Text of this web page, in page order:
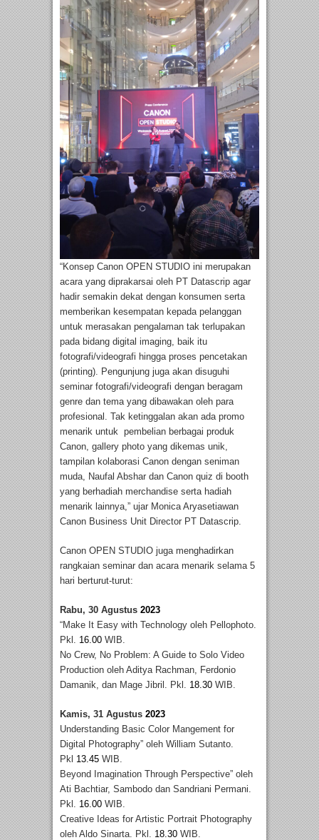
“Konsep Canon OPEN STUDIO ini merupakan
acara yang diprakarsai oleh PT Datascrip agar
hadir semakin dekat dengan konsumen serta
memberikan kesempatan kepada pelanggan
untuk merasakan pengalaman tak terlupakan
pada bidang digital imaging, baik itu
fotografi/videografi hingga proses pencetakan
(printing). Pengunjung juga akan disuguhi
seminar fotografi/videografi dengan beragam
genre dan tema yang dibawakan oleh para
profesional. Tak ketinggalan akan ada promo
menarik untuk pembelian berbagai produk
Canon, gallery photo yang dikemas unik,
tampilan kolaborasi Canon dengan seniman
muda, Naufal Abshar dan Canon quiz di booth
yang berhadiah merchandise serta hadiah
menarik lainnya,” ujar Monica Aryasetiawan
Canon Business Unit Director PT Datascrip.
Canon OPEN STUDIO juga menghadirkan
rangkaian seminar dan acara menarik selama 5
hari berturut-turut:
Rabu, 30 Agustus 2023
“Make It Easy with Technology oleh Pellophoto.
Pkl. 16.00 WIB.
No Crew, No Problem: A Guide to Solo Video
Production oleh Aditya Rachman, Ferdonio
Damanik, dan Mage Jibril. Pkl. 18.30 WIB.
Kamis, 31 Agustus 2023
Understanding Basic Color Mangement for
Digital Photography” oleh William Sutanto.
Pkl 13.45 WIB.
Beyond Imagination Through Perspective” oleh
Ati Bachtiar, Sambodo dan Sandriani Permani.
Pkl. 16.00 WIB.
Creative Ideas for Artistic Portrait Photography
oleh Aldo Sinarta. Pkl. 18.30 WIB.